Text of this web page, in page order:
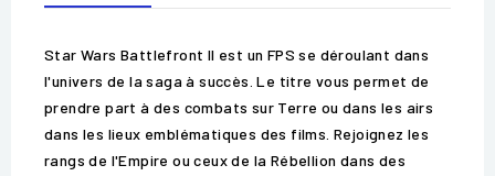
Star Wars Battlefront II est un FPS se déroulant dans
l'univers de la saga à succès. Le titre vous permet de
prendre part à des combats sur Terre ou dans les airs
dans les lieux emblématiques des films. Rejoignez les
rangs de l'Empire ou ceux de la Rébellion dans des